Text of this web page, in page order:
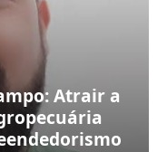
Atrair a